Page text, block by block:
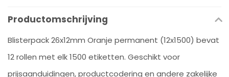
Productomschrijving
Blisterpack 26x12mm Oranje permanent (12x1500) bevat
12 rollen met elk 1500 etiketten. Geschikt voor
prijsaanduidingen, productcodering en andere zakelijke